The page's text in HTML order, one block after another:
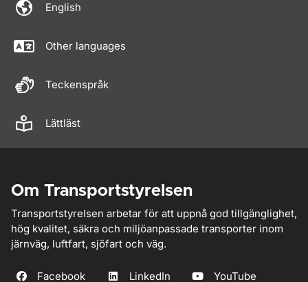
English
Other languages
Teckenspråk
Lättläst
Om Transportstyrelsen
Transportstyrelsen arbetar för att uppnå god tillgänglighet,
hög kvalitet, säkra och miljöanpassade transporter inom
järnväg, luftfart, sjöfart och väg.
Facebook LinkedIn YouTube